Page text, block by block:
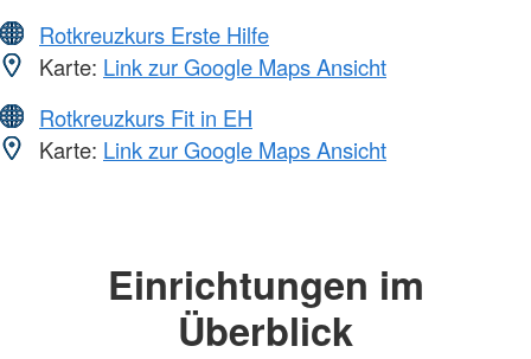
Rotkreuzkurs Erste Hilfe
Karte: Link zur Google Maps Ansicht
Rotkreuzkurs Fit in EH
Karte: Link zur Google Maps Ansicht
Einrichtungen im
Überblick